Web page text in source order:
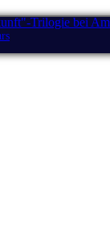
Trilogie bei